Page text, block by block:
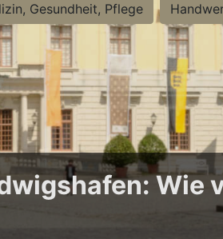
Gesundheit, Pflege
Wie